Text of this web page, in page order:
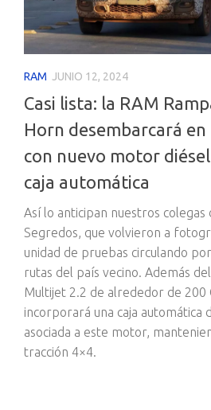
RAM JUNIO 12, 2024
Casi lista: la RAM
Horn desembarcará en
con nuevo motor
caja automática
Así lo anticipan nuestros colegas
Segredos, que volvieron a
unidad de pruebas circulando
rutas del país vecino. Además
Multijet 2.2 de alrededor de 200
incorporará una caja automática
asociada a este motor,
tracción 4×4.